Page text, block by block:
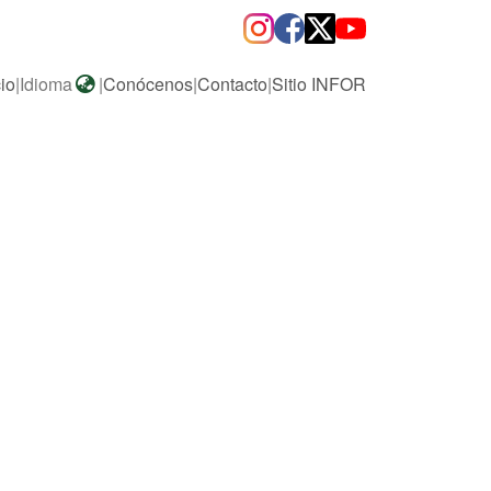
|Idioma |Conócenos|Contacto|Sitio INFOR